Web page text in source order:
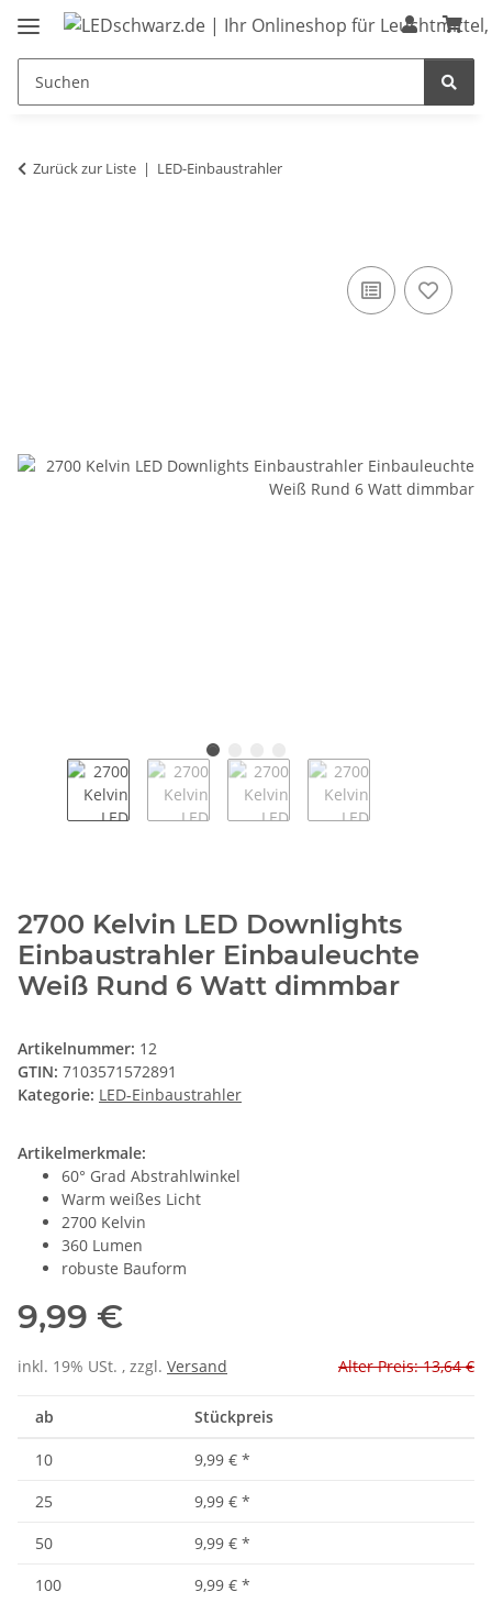
Zurück zur Liste LED-Einbaustrahler
2700 Kelvin LED Downlights
Einbaustrahler Einbauleuchte
Weiß Rund 6 Watt dimmbar
Artikelnummer: 12
GTIN: 7103571572891
Kategorie: LED-Einbaustrahler
Artikelmerkmale:
60° Grad Abstrahlwinkel
Warm weißes Licht
2700 Kelvin
360 Lumen
robuste Bauform
9,99 €
inkl. 19% USt. , zzgl. Versand Alter Preis: 13,64 €
ab Stückpreis
10 9,99 € *
25
9,99 € *
50
9,99 € *
100
9,99 € *